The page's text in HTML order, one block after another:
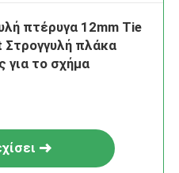
πτέρυγα 12mm Tie
Στρογγυλή πλάκα
για το σχήμα